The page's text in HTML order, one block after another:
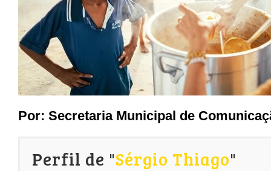
Por: Secretaria Municipal de
Perfil de "Sérgio Thiago"